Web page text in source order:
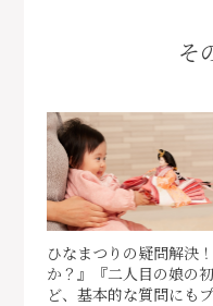
そ
ひなまつりの疑問解決
か？』『二人目の娘の
ど、基本的な質問にも